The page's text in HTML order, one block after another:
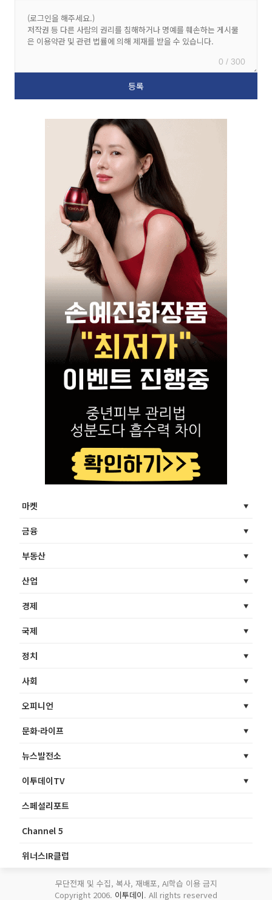
0 / 300
마켓
금융
부동산
산업
경제
국제
정치
사회
오피니언
문화·라이프
뉴스발전소
이투데이TV
스페셜리포트
Channel 5
위너스IR클럽
무단전재 및 수집, 복사, 재배포, AI학습 이용 금지
Copyright 2006. 이투데이. All rights reserved